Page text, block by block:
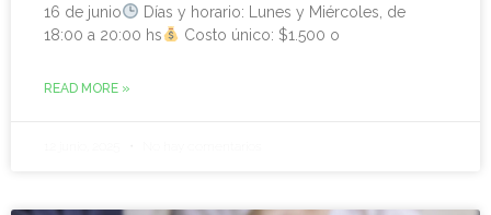
16 de junio
Días y horario: Lunes y Miércoles, de
18:00 a 20:00 hs
Costo único: $1.500 o
READ MORE »